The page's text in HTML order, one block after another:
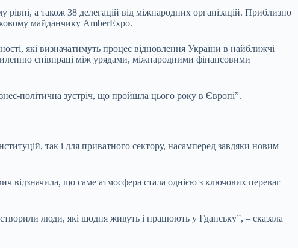
а також 38 делегацій від міжнародних організацій. Приблизно
майданчику AmberExpo.
які визначатимуть процес відновлення України в найближчі
співпраці між урядами, міжнародними фінансовими
політична зустріч, що пройшла цього року в Європі”.
так і для приватного сектору, насамперед завдяки новим
відзначила, що саме атмосфера стала однією з ключових переваг
люди, які щодня живуть і працюють у Гданську”, – сказала